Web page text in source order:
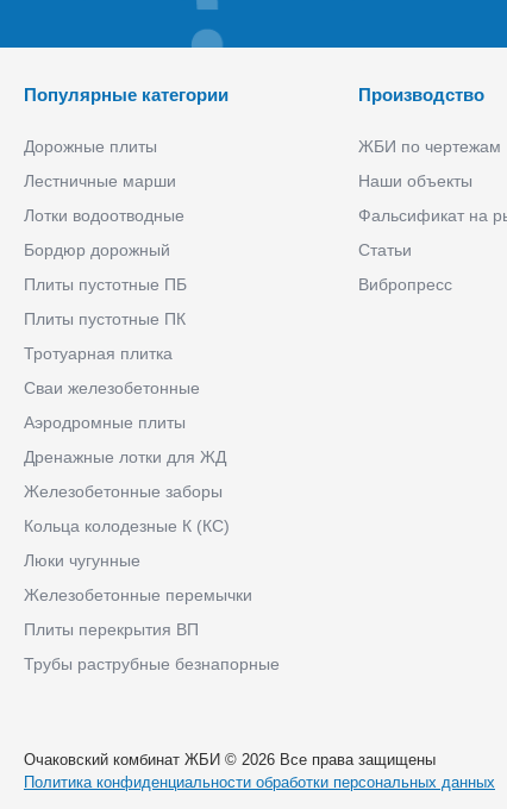
Популярные категории
Дорожные плиты
Лестничные марши
Лотки водоотводные
Бордюр дорожный
Плиты пустотные ПБ
Плиты пустотные ПК
Тротуарная плитка
Сваи железобетонные
Аэродромные плиты
Дренажные лотки для ЖД
Железобетонные заборы
Кольца колодезные К (КС)
Люки чугунные
Железобетонные перемычки
Плиты перекрытия ВП
Трубы раструбные безнапорные
Производство
ЖБИ по чертежам
Наши объекты
Фальсификат на
Статьи
Вибропресс
Очаковский комбинат ЖБИ © 2026 Все права защищены
Политика конфиденциальности обработки персональных данных